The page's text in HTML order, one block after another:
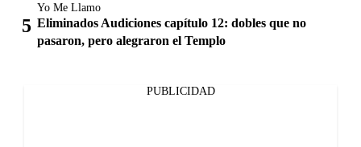
Yo Me Llamo
Eliminados Audiciones capítulo 12: dobles que no
pasaron, pero alegraron el Templo
PUBLICIDAD